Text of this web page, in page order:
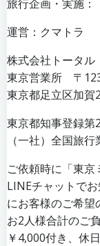
旅行企画・実施：
運営：クマトラ
株式会社トータル
東京営業所 〒
東京都足立区加賀
東京都知事登録第
（一社）全国旅
ご依頼時に「東
LINEチャットで
にお客様のご希望
お2人様合計のご
￥4,000付き、休